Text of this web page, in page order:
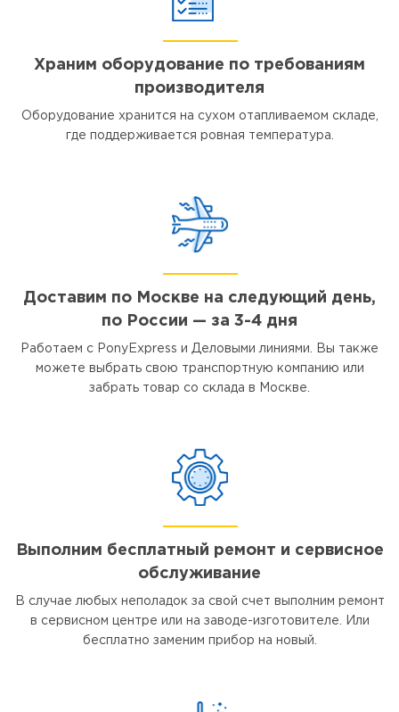
Храним оборудование по требованиям
производителя
Оборудование хранится на сухом отапливаемом складе,
где поддерживается ровная температура.
Доставим по Москве на следующий день,
по России — за 3-4 дня
Работаем с PonyExpress и Деловыми линиями. Вы также
можете выбрать свою транспортную компанию или
забрать товар со склада в Москве.
Выполним бесплатный ремонт и сервисное
обслуживание
В случае любых неполадок за свой счет выполним ремонт
в сервисном центре или на заводе-изготовителе. Или
бесплатно заменим прибор на новый.